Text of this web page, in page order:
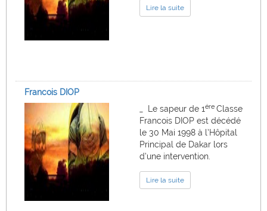
Lire la suite
Francois DIOP
_ Le sapeur de 1ére Classe
Francois DIOP est décédé
le 30 Mai 1998 à l’Hôpital
Principal de Dakar lors
d’une intervention.
Lire la suite